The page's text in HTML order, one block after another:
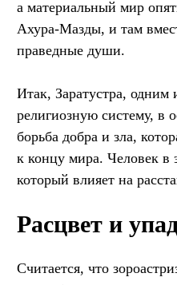
а материальный мир
Ахура-Мазды, и там
праведные души.
Итак, Заратустра, одним
религиозную систему, в
борьба добра и зла,
к концу мира. Человек в
который влияет на
Расцвет и
Считается, что